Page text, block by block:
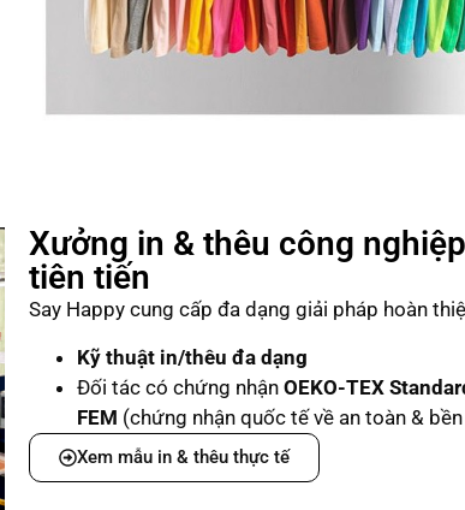
Xưởng in & thêu công
tiên tiến
Say Happy cung cấp đa dạng giải pháp hoàn
Kỹ thuật in/thêu đa dạng
Đối tác có chứng nhận OEKO-TEX
FEM (chứng nhận quốc tế về an toàn &
Xem mẫu in & thêu thực tế